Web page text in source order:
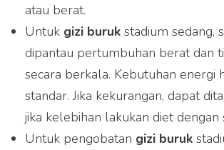
Produk Curcuma
dapat dibeli
atau berat.
Untuk gizi buruk stadium sedang,
dipantau pertumbuhan berat dan
secara berkala. Kebutuhan energi
standar. Jika kekurangan, dapat
jika kelebihan lakukan diet dengan
Untuk pengobatan gizi buruk